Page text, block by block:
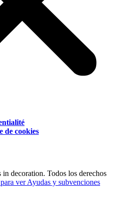
de cookies
decoration. Todos los derechos
ver Ayudas y subvenciones